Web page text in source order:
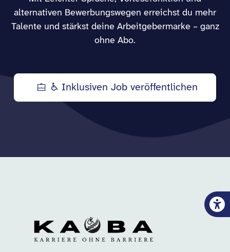
alternativen Bewerbungswegen erreichst du mehr
Talente und stärkst deine Arbeitgebermarke – ganz
ohne Abo.
♿ Inklusiven Job veröffentlichen